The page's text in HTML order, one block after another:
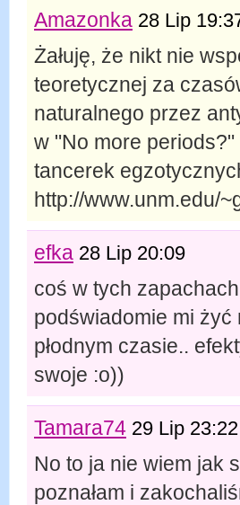
Amazonka 28 Lip
Żałuję, że nikt nie
teoretycznej za
naturalnego przez
w "No more periods?"
tancerek
http://www.unm.edu/
efka 28 Lip 20:09
coś w tych
podświadomie mi żyć
płodnym czasie..
swoje :o))
Tamara74 29 Lip 23:22
No to ja nie wiem jak
poznałam i